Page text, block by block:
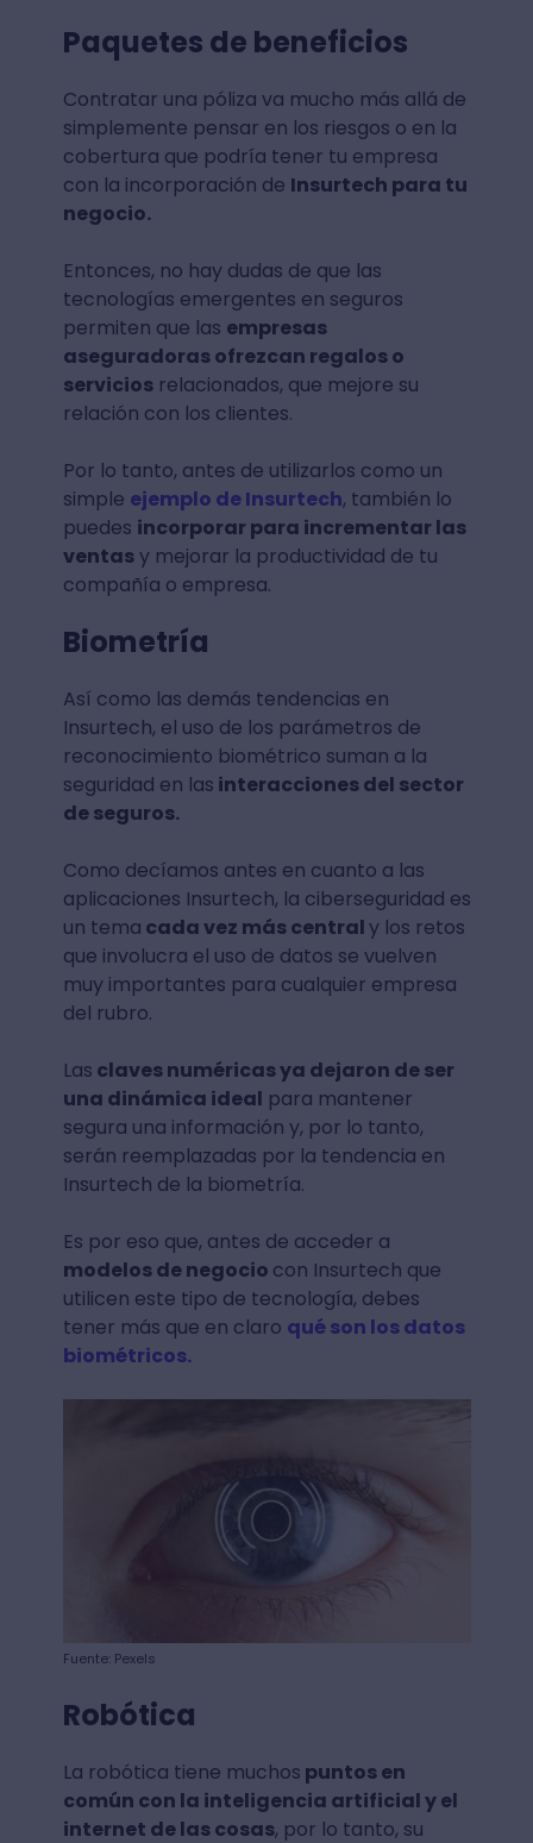
Paquetes de beneficios
Contratar una póliza va mucho más allá de
simplemente pensar en los riesgos o en la
cobertura que podría tener tu empresa
con la incorporación de Insurtech para tu
negocio.
Entonces, no hay dudas de que las
tecnologías emergentes en seguros
permiten que las empresas
aseguradoras ofrezcan regalos o
serviciosrelacionados, que mejore su
relación con los clientes.
Por lo tanto, antes de utilizarlos como un
simple ejemplo de Insurtech, también lo
puedes incorporar para incrementar las
ventasy mejorar la productividad de tu
compañía o empresa.
Biometría
Así como las demás tendencias en
Insurtech, el uso de los parámetros de
reconocimiento biométrico suman a la
seguridad en las interacciones del sector
de seguros.
Como decíamos antes en cuanto a las
aplicaciones Insurtech, la ciberseguridad es
un tema cada vez más centraly los retos
que involucra el uso de datos se vuelven
muy importantes para cualquier empresa
del rubro.
Las claves numéricas ya dejaron de ser
una dinámica ideal para mantener
segura una información y, por lo tanto,
serán reemplazadas por la tendencia en
Insurtech de la biometría.
Es por eso que, antes de acceder a
modelos de negocio con Insurtech que
utilicen este tipo de tecnología, debes
tener más que en claro qué son los datos
biométricos.
Fuente: Pexels
Robótica
La robótica tiene muchos puntos en
común con la inteligencia artificial y el
internet de las cosas, por lo tanto, su